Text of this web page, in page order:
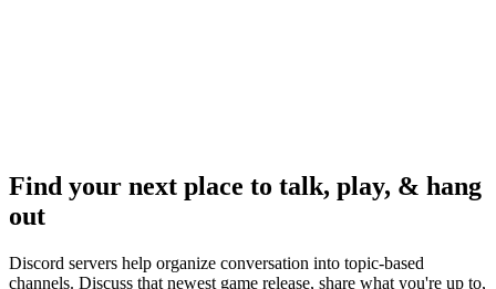
Find your next place to talk, play, & hang
out
Discord servers help organize conversation into topic-based
channels. Discuss that newest game release, share what you're up to,